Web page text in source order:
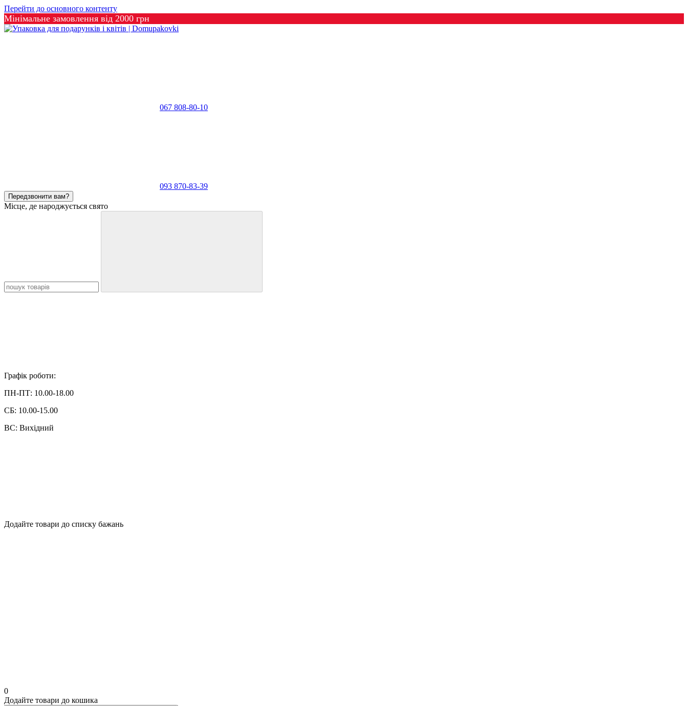
Перейти до основного контенту
Мінімальне замовлення від 2000 грн
067 808-80-10
093 870-83-39
Передзвонити вам?
Місце, де народжується свято
Графік роботи:
ПН-ПТ: 10.00-18.00
СБ: 10.00-15.00
ВС: Вихідний
Додайте товари до списку бажань
0
Додайте товари до кошика